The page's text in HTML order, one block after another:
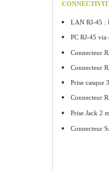
LAN RJ-45 :
PC RJ-45
Connecteur
Connecteur
Prise casque
Connecteur
Prise Jack 2
Connecteur